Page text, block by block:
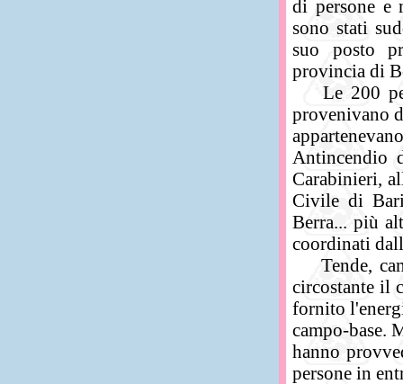
di persone e
sono stati
suo posto
provincia di
Le 200
provenivano
Antincendio
Carabinieri,
Civile di
Berra... più
coordinati
Tende,
circostante il
fornito
campo-base.
hanno
persone in